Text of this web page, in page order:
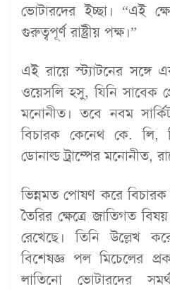
ভোটারদের ইচ্ছা। “এই
গুরুত্বপূর্ণ রাষ্ট্রীয় পক্ষ।”
এই রায়ে স্ট্যাটনের
ওয়েসলি হসু, যিনি সাবেক
মনোনীত। তবে নবম
বিচারক কেনেথ কে. লি,
ডোনাল্ড ট্রাম্পের মনোনীত,
ভিন্নমত পোষণ করে
তৈরির ক্ষেত্রে জাতিগত
রেখেছে। তিনি উল্লেখ
বিশেষজ্ঞ পল মিচেলের
লাতিনো ভোটারদের